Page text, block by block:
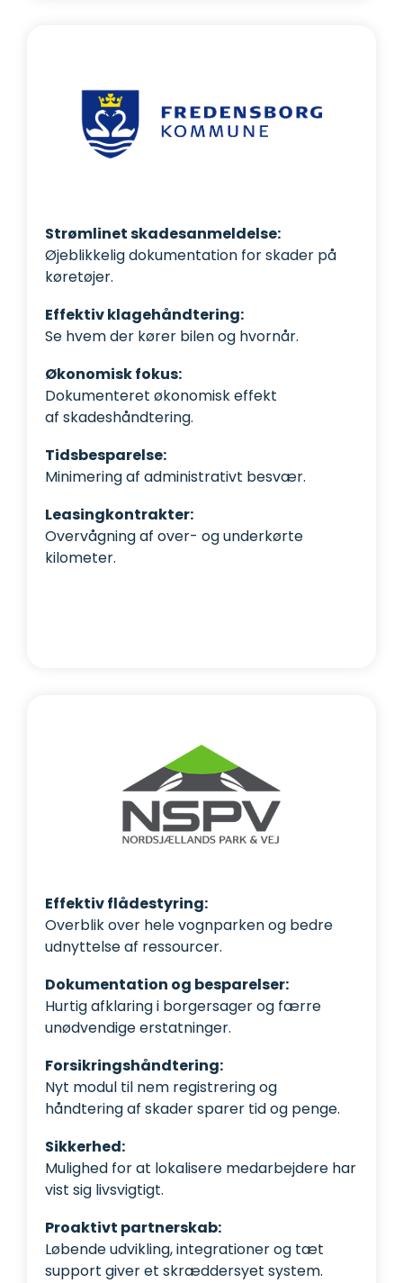
Strømlinet skadesanmeldelse:
Øjeblikkelig dokumentation for skader på
køretøjer.
Effektiv klagehåndtering:
Se hvem der kører bilen og hvornår.
Økonomisk fokus:
Dokumenteret økonomisk effekt
af skadeshåndtering.
Tidsbesparelse:
Minimering af administrativt besvær.
Leasingkontrakter:
Overvågning af over- og underkørte
kilometer.
Effektiv flådestyring:
Overblik over hele vognparken og bedre
udnyttelse af ressourcer.
Dokumentation og besparelser:
Hurtig afklaring i borgersager og færre
unødvendige erstatninger.
Forsikringshåndtering:
Nyt modul til nem registrering og
håndtering af skader sparer tid og penge.
Sikkerhed:
Mulighed for at lokalisere medarbejdere har
vist sig livsvigtigt.
Proaktivt partnerskab:
Løbende udvikling, integrationer og tæt
support giver et skræddersyet system.